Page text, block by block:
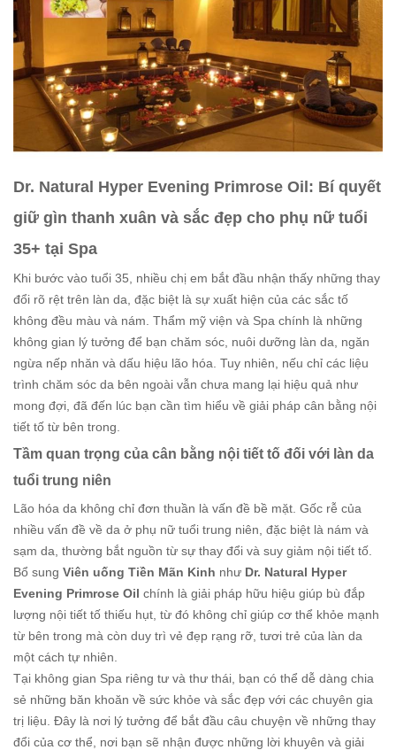
Dr. Natural Hyper Evening Primrose Oil: Bí quyết
giữ gìn thanh xuân và sắc đẹp cho phụ nữ tuổi
35+ tại Spa
Khi bước vào tuổi 35, nhiều chị em bắt đầu nhận thấy những thay
đổi rõ rệt trên làn da, đặc biệt là sự xuất hiện của các sắc tố
không đều màu và nám. Thẩm mỹ viện và Spa chính là những
không gian lý tưởng để bạn chăm sóc, nuôi dưỡng làn da, ngăn
ngừa nếp nhăn và dấu hiệu lão hóa. Tuy nhiên, nếu chỉ các liệu
trình chăm sóc da bên ngoài vẫn chưa mang lại hiệu quả như
mong đợi, đã đến lúc bạn cần tìm hiểu về giải pháp cân bằng nội
tiết tố từ bên trong.
Tầm quan trọng của cân bằng nội tiết tố đối với làn da
tuổi trung niên
Lão hóa da không chỉ đơn thuần là vấn đề bề mặt. Gốc rễ của
nhiều vấn đề về da ở phụ nữ tuổi trung niên, đặc biệt là nám và
sạm da, thường bắt nguồn từ sự thay đổi và suy giảm nội tiết tố.
Bổ sung Viên uống Tiền Mãn Kinh như Dr. Natural Hyper
Evening Primrose Oil chính là giải pháp hữu hiệu giúp bù đắp
lượng nội tiết tố thiếu hụt, từ đó không chỉ giúp cơ thể khỏe mạnh
từ bên trong mà còn duy trì vẻ đẹp rạng rỡ, tươi trẻ của làn da
một cách tự nhiên.
Tại không gian Spa riêng tư và thư thái, bạn có thể dễ dàng chia
sẻ những băn khoăn về sức khỏe và sắc đẹp với các chuyên gia
trị liệu. Đây là nơi lý tưởng để bắt đầu câu chuyện về những thay
đổi của cơ thể, nơi bạn sẽ nhận được những lời khuyên và giải